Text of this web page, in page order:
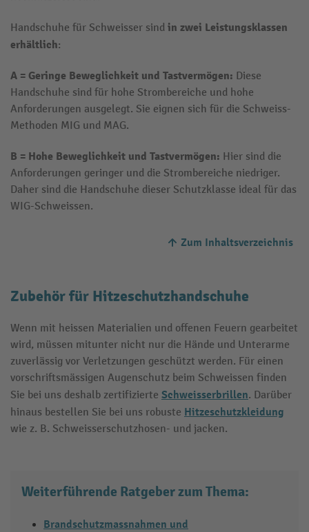
Handschuhe für Schweisser sind in zwei Leistungsklassen
erhältlich:
A = Geringe Beweglichkeit und Tastvermögen: Diese
Handschuhe sind für hohe Strombereiche und hohe
Anforderungen ausgelegt. Sie eignen sich für die Schweiss-
Methoden MIG und MAG.
B = Hohe Beweglichkeit und Tastvermögen: Hier sind die
Anforderungen geringer und die Strombereiche niedriger.
Daher sind die Handschuhe dieser Schutzklasse ideal für das
WIG-Schweissen.
Zum Inhaltsverzeichnis
Zubehör für Hitzeschutzhandschuhe
Wenn mit heissen Materialien und offenen Feuern gearbeitet
wird, müssen mitunter nicht nur die Hände und Unterarme
zuverlässig vor Verletzungen geschützt werden. Für einen
vorschriftsmässigen Augenschutz beim Schweissen finden
Sie bei uns deshalb zertifizierte Schweisserbrillen. Darüber
hinaus bestellen Sie bei uns robuste Hitzeschutzkleidung
wie z. B. Schweisserschutzhosen- und jacken.
Weiterführende Ratgeber zum Thema:
Brandschutzmassnahmen und